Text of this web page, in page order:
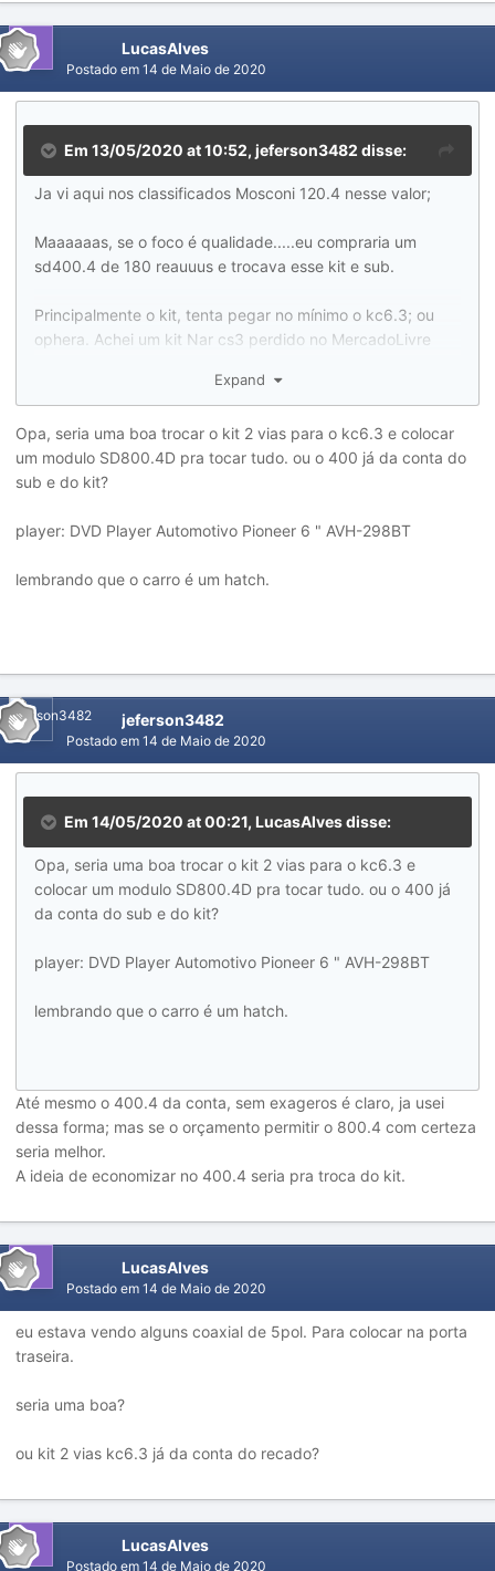
LucasAlves
Postado em 14 de Maio de 2020
Em 13/05/2020 at 10:52, jeferson3482 disse:
Ja vi aqui nos classificados Mosconi 120.4 nesse valor;
Maaaaaas, se o foco é qualidade.....eu compraria um
sd400.4 de 180 reauuus e trocava esse kit e sub.
Principalmente o kit, tenta pegar no mínimo o kc6.3; ou
ophera. Achei um kit Nar cs3 perdido no MercadoLivre
Kit duas vias é o principal do sistema, claro que tudo é
uma somatoria de componentes do sistema; mas o kit é
que te traz melhor ou pior resultado logo de cara, então
compensa investir em algo um pouco melhor.
Qual player tem ai??
Expand
Opa, seria uma boa trocar o kit 2 vias para o kc6.3 e colocar
um modulo SD800.4D pra tocar tudo. ou o 400 já da conta do
sub e do kit?
player: DVD Player Automotivo Pioneer 6 " AVH-298BT
lembrando que o carro é um hatch.
jeferson3482
Postado em 14 de Maio de 2020
Em 14/05/2020 at 00:21, LucasAlvesdisse:
Opa, seria uma boa trocar o kit 2 vias para o kc6.3 e
colocar um modulo SD800.4D pra tocar tudo. ou o 400 já
da conta do sub e do kit?
player: DVD Player Automotivo Pioneer 6 " AVH-298BT
lembrando que o carro é um hatch.
Até mesmo o 400.4 da conta, sem exageros é claro, ja usei
dessa forma; mas se o orçamento permitir o 800.4 com certeza
seria melhor.
A ideia de economizar no 400.4 seria pra troca do kit.
LucasAlves
Postado em 14 de Maio de 2020
eu estava vendo alguns coaxial de 5pol. Para colocar na porta
traseira.
seria uma boa?
ou kit 2 vias kc6.3 já da conta do recado?
LucasAlves
Postado em 14 de Maio de 2020